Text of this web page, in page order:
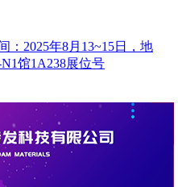
：2025年8月13~15日，地
馆1A238展位号